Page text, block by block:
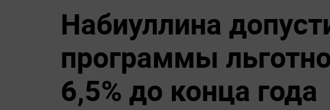
Набиуллина
программы
6,5% до конца года